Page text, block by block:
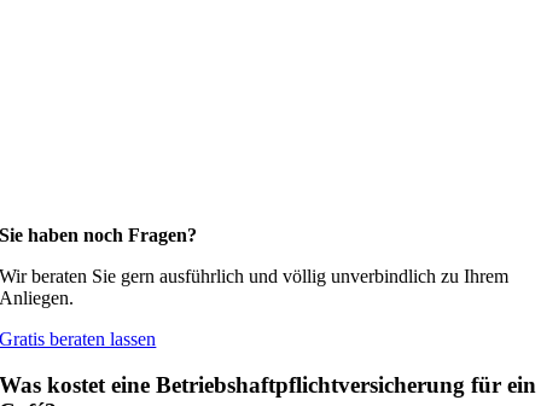
Sie haben noch Fragen?
Wir beraten Sie gern ausführlich und völlig unverbindlich zu Ihrem
Anliegen.
Gratis beraten lassen
Was kostet eine Betriebshaftpflichtversicherung für ein